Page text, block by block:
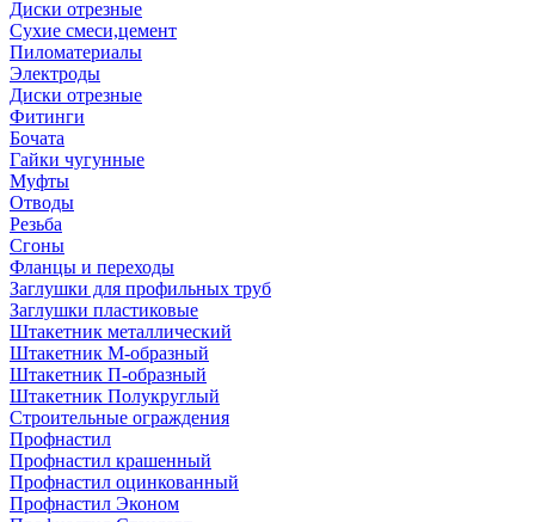
Диски отрезные
Сухие смеси,цемент
Пиломатериалы
Электроды
Диски отрезные
Фитинги
Бочата
Гайки чугунные
Муфты
Отводы
Резьба
Сгоны
Фланцы и переходы
Заглушки для профильных труб
Заглушки пластиковые
Штакетник металлический
Штакетник М-образный
Штакетник П-образный
Штакетник Полукруглый
Строительные ограждения
Профнастил
Профнастил крашенный
Профнастил оцинкованный
Профнастил Эконом